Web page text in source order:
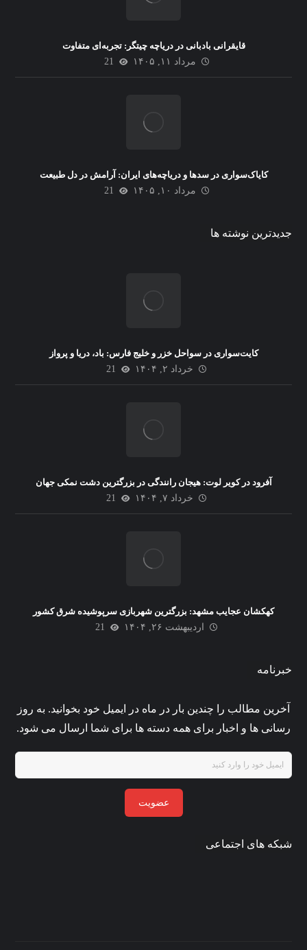
قایقرانی بادبانی در دریاچه چیتگر: تجربه‌ای متفاوت
مرداد ۱۱, ۱۴۰۵
21
کایاک‌سواری در سدها و دریاچه‌های ایران: آرامش در دل طبیعت
مرداد ۱۰, ۱۴۰۵
21
جدیدترین نوشته ها
کایت‌سواری در سواحل خزر و خلیج فارس: باد، دریا و پرواز
خرداد ۲, ۱۴۰۴
21
آفرود در کویر لوت: هیجان رانندگی در بزرگترین دشت نمکی جهان
خرداد ۷, ۱۴۰۴
21
کهکشان عجایب مشهد: بزرگترین شهربازی سرپوشیده شرق کشور
اردیبهشت ۲۶, ۱۴۰۴
21
خبرنامه
آخرین مطالب را چندین بار در ماه در ایمیل خود بخوانید. به روز
رسانی ها و اخبار برای همه دسته ها برای شما ارسال می شود.
عضویت
شبکه های اجتماعی